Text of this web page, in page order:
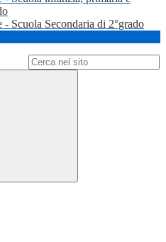
Scuola Secondaria di 2°grado